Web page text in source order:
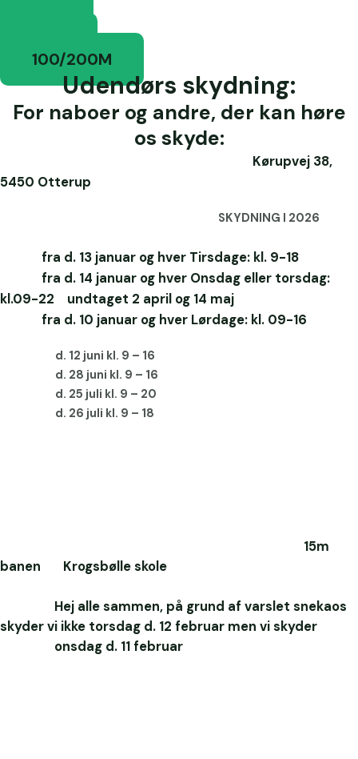
100/200M
Udendørs skydning:
For naboer og andre, der kan høre
os skyde:
Kørupvej 38,
5450 Otterup
SKYDNING I 2026
fra d. 13 januar og hver Tirsdage: kl. 9-18
fra d. 14 januar og hver Onsdag eller torsdag:
kl.09-22 undtaget 2 april og 14 maj
fra d. 10 januar og hver Lørdage: kl. 09-16
d. 12 juni kl. 9 – 16
d. 28 juni kl. 9 – 16
d. 25 juli kl. 9 – 20
d. 26 juli kl. 9 – 18
15m
banen Krogsbølle skole
Hej alle sammen, på grund af varslet snekaos
skyder vi ikke torsdag d. 12 februar men vi skyder
onsdag d. 11 februar